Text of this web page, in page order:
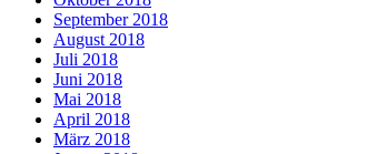
September 2018
August 2018
Juli 2018
Juni 2018
Mai 2018
April 2018
März 2018